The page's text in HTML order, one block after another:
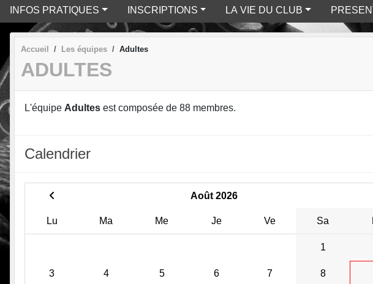
INFOS PRATIQUES INSCRIPTIONS LA VIE DU CLUB
Accueil Les équipes Adultes
ADULTES
L'équipe Adultes est composée de 88 membres.
Calendrier
Août 2026
Lu Ma Me Je Ve Sa
1
3 4 5 6 7 8